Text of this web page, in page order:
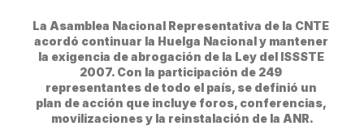
La Asamblea Nacional Representativa de la CNTE
acordó continuar la Huelga Nacional y mantener
la exigencia de abrogación de la Ley del ISSSTE
2007. Con la participación de 249
representantes de todo el país, se definió un
plan de acción que incluye foros, conferencias,
movilizaciones y la reinstalación de la ANR.